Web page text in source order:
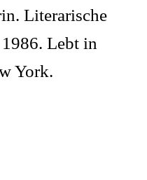
Literarische
Lebt in
York.